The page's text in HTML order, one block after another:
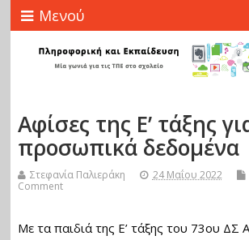
Μενού
Αφίσες της Ε’ τάξης
προσωπικά δεδομένα
Στεφανία Παλιεράκη 24 Μαΐου 2022
Comment
Με τα παιδιά της Ε’ τάξης του 73ου ΔΣ